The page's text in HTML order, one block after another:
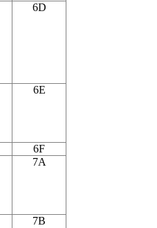
6D
6E
6F
7A
7B